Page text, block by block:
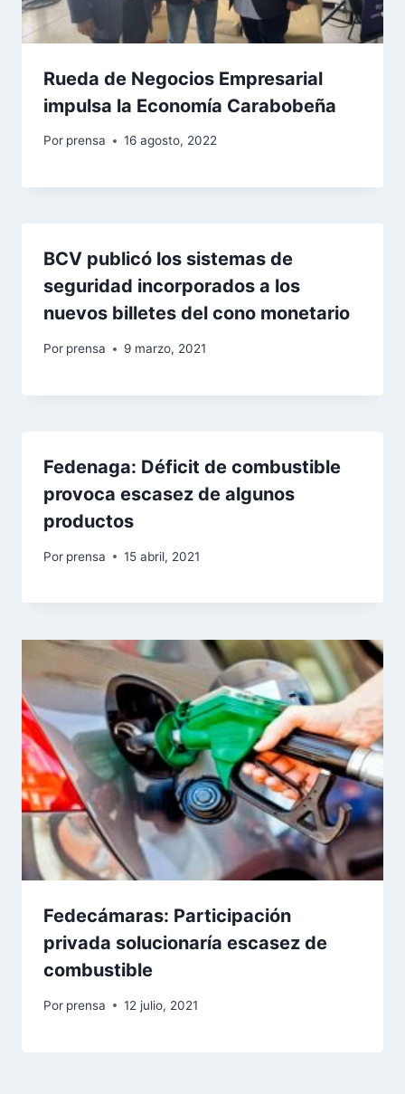
Rueda de Negocios Empresarial
impulsa la Economía Carabobeña
Por prensa 16 agosto, 2022
BCV publicó los sistemas de
seguridad incorporados a los
nuevos billetes del cono monetario
Por prensa 9 marzo, 2021
Fedenaga: Déficit de combustible
provoca escasez de algunos
productos
Por prensa 15 abril, 2021
Fedecámaras: Participación
privada solucionaría escasez de
combustible
Por prensa 12 julio, 2021